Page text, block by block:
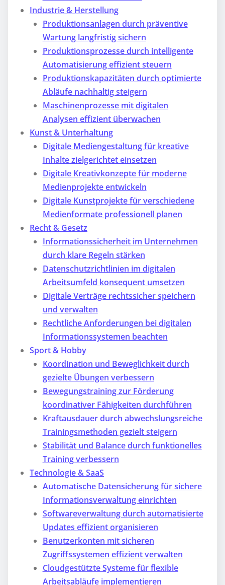
Industrie & Herstellung
Produktionsanlagen durch präventive
Wartung langfristig sichern
Produktionsprozesse durch intelligente
Automatisierung effizient steuern
Produktionskapazitäten durch optimierte
Abläufe nachhaltig steigern
Maschinenprozesse mit digitalen
Analysen effizient überwachen
Kunst & Unterhaltung
Digitale Mediengestaltung für kreative
Inhalte zielgerichtet einsetzen
Digitale Kreativkonzepte für moderne
Medienprojekte entwickeln
Digitale Kunstprojekte für verschiedene
Medienformate professionell planen
Recht & Gesetz
Informationssicherheit im Unternehmen
durch klare Regeln stärken
Datenschutzrichtlinien im digitalen
Arbeitsumfeld konsequent umsetzen
Digitale Verträge rechtssicher speichern
und verwalten
Rechtliche Anforderungen bei digitalen
Informationssystemen beachten
Sport & Hobby
Koordination und Beweglichkeit durch
gezielte Übungen verbessern
Bewegungstraining zur Förderung
koordinativer Fähigkeiten durchführen
Kraftausdauer durch abwechslungsreiche
Trainingsmethoden gezielt steigern
Stabilität und Balance durch funktionelles
Training verbessern
Technologie & SaaS
Automatische Datensicherung für sichere
Informationsverwaltung einrichten
Softwareverwaltung durch automatisierte
Updates effizient organisieren
Benutzerkonten mit sicheren
Zugriffssystemen effizient verwalten
Cloudgestützte Systeme für flexible
Arbeitsabläufe implementieren